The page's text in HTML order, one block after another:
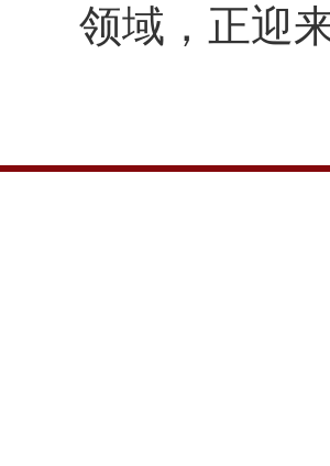
领域，正迎